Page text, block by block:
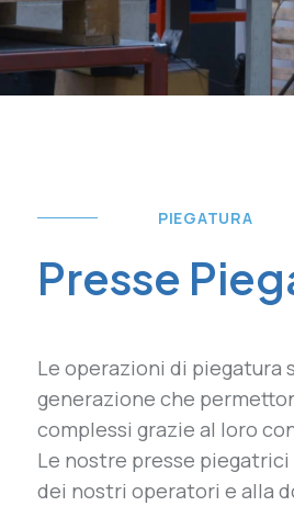
PIEGATURA
Presse
Le operazioni di piegatura
generazione che
complessi grazie al loro
Le nostre presse
dei nostri operatori e alla